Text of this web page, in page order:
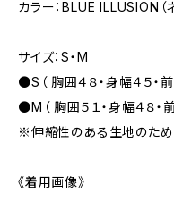
カラー：BLUE ILLUSION（
サイズ：S・M
●S（ 胸囲４８・身幅４５・
●M（ 胸囲５１・身幅４８・
※伸縮性のある生地のため
《着用画像》